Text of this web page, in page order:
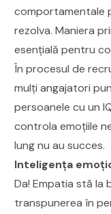
comportamentale
rezolva. Maniera
esențială pentru
În procesul de
mulți angajatori
persoanele cu un
controla emoțiile
lung nu au succes.
Inteligența
Da! Empatia stă la
transpunerea în